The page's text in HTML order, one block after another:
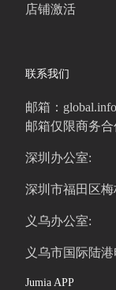
店铺激活
联系我们
邮箱：
邮箱仅限商务
深圳办公室:
深圳市福田区梅
义乌办公室:
义乌市国际陆
Jumia APP